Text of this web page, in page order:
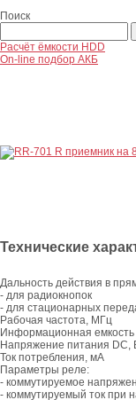
Поиск
Расчёт ёмкости HDD
On-line подбор АКБ
Технические
Дальность действия в
- для радиокнопок
- для стационарных
Рабочая частота, МГц
Информационная емкость
Напряжение питания DC,
Ток потребления, мА
Параметры реле:
- коммутируемое
- коммутируемый ток при